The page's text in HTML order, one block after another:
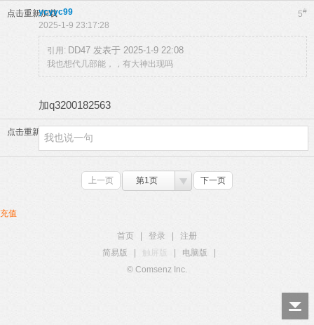
点击重新加载 5#
ycyyc99
2025-1-9 23:17:28
引用: DD47 发表于 2025-1-9 22:08
我也想代几部能，，有大神出现吗
加q3200182563
点击重新加载
上一页 第1页 下一页
充值
首页 登录
注册
简易版
触屏版 电脑版
© Comsenz Inc.